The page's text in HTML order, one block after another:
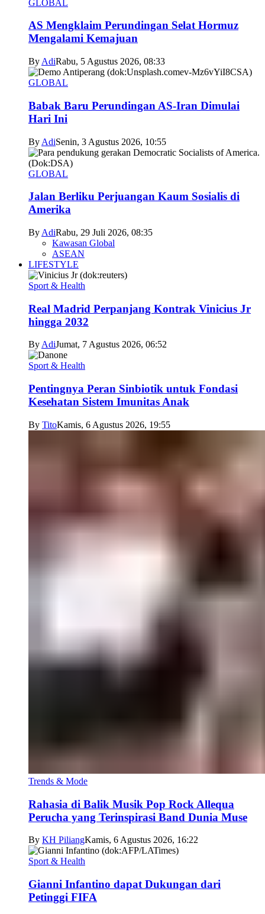
GLOBAL
AS Mengklaim Perundingan Selat Hormuz
Mengalami Kemajuan
By AdiRabu, 5 Agustus 2026, 08:33
GLOBAL
Babak Baru Perundingan AS-Iran Dimulai
Hari Ini
By AdiSenin, 3 Agustus 2026, 10:55
GLOBAL
Jalan Berliku Perjuangan Kaum Sosialis di
Amerika
By AdiRabu, 29 Juli 2026, 08:35
Kawasan Global
ASEAN
LIFESTYLE
Sport & Health
Real Madrid Perpanjang Kontrak Vinicius Jr
hingga 2032
ByAdiJumat, 7 Agustus 2026, 06:52
Sport & Health
Pentingnya Peran Sinbiotik untuk Fondasi
Kesehatan Sistem Imunitas Anak
By TitoKamis, 6 Agustus 2026, 19:55
Trends & Mode
Rahasia di Balik Musik Pop Rock Allequa
Perucha yang Terinspirasi Band Dunia Muse
By KH PiliangKamis, 6 Agustus 2026, 16:22
Sport & Health
Gianni Infantino dapat Dukungan dari
Petinggi FIFA